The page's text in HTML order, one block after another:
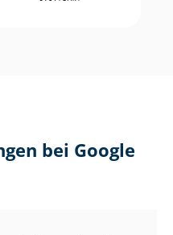
bei Google